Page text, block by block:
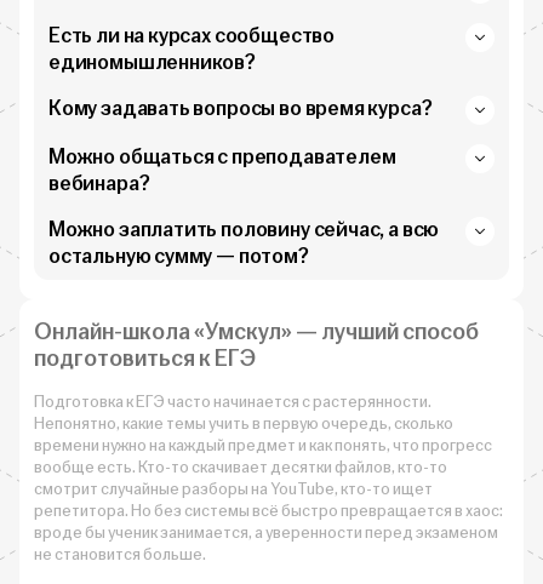
Есть ли на курсах сообщество
единомышленников?
Кому задавать вопросы во время курса?
Можно общаться с преподавателем
вебинара?
Можно заплатить половину сейчас, а всю
остальную сумму — потом?
Онлайн-школа «Умскул» — лучший способ
подготовиться к ЕГЭ
Подготовка к ЕГЭ часто начинается с растерянности.
Непонятно, какие темы учить в первую очередь, сколько
времени нужно на каждый предмет и как понять, что прогресс
вообще есть. Кто-то скачивает десятки файлов, кто-то
смотрит случайные разборы на YouTube, кто-то ищет
репетитора. Но без системы всё быстро превращается в хаос:
вроде бы ученик занимается, а уверенности перед экзаменом
не становится больше.